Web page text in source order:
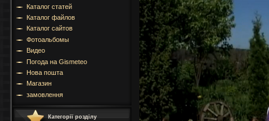
Каталог статей
Каталог файлов
Каталог сайтов
Фотоальбомы
Видео
Погода на Gismeteo
Нова пошта
Магазин
замовлення
Категорії розділу